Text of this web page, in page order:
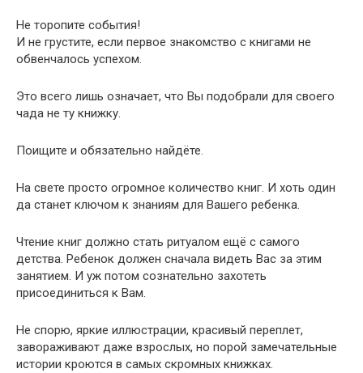
Не торопите события!
И не грустите, если первое знакомство с книгами не
обвенчалось успехом.
Это всего лишь означает, что Вы подобрали для своего
чада не ту книжку.
Поищите и обязательно найдёте.
На свете просто огромное количество книг. И хоть один
да станет ключом к знаниям для Вашего ребенка.
Чтение книг должно стать ритуалом ещё с самого
детства. Ребенок должен сначала видеть Вас за этим
занятием. И уж потом сознательно захотеть
присоединиться к Вам.
Не спорю, яркие иллюстрации, красивый переплет,
завораживают даже взрослых, но порой замечательные
истории кроются в самых скромных книжках.